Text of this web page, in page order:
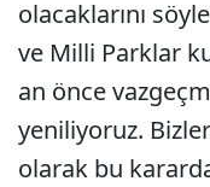
olacaklarını
ve Milli Parklar
an önce
yeniliyoruz.
olarak bu